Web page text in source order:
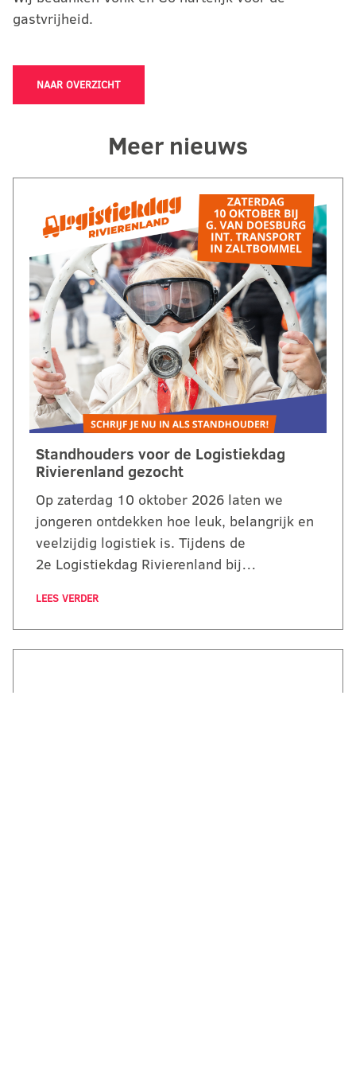
gastvrijheid.
NAAR OVERZICHT
Meer nieuws
Standhouders voor de Logistiekdag
Rivierenland gezocht
Op zaterdag 10 oktober 2026 laten we
jongeren ontdekken hoe leuk, belangrijk en
veelzijdig logistiek is. Tijdens de
2e Logistiekdag Rivierenland bij…
LEES VERDER